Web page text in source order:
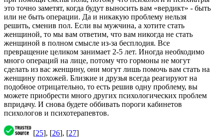
это точно заметят, когда будут выносить вам «вердикт» - быть
или не быть операции. Да и никакую проблему нельзя
решить, сменив пол. Если вы мужчина, а хотите стать
женщиной, то мы вам ответим, что вам никогда не стать
женщиной в полном смысле из-за бесплодия. Все
превращение целиком занимает 2-5 лет. Иногда необходимо
много операций на лице, потому что гормоны не могут
сделать из вас женщину, они могут лишь помочь вам стать на
женщину похожей. Близкие и друзья всегда реагируют на
подобное отрицательно, то есть решив одну проблему, вы
можете приобрести много других психологических проблем
впридачу. И снова будете оббивать пороги кабинетов
психологов и психотерапевтов.
[25], [26], [27]